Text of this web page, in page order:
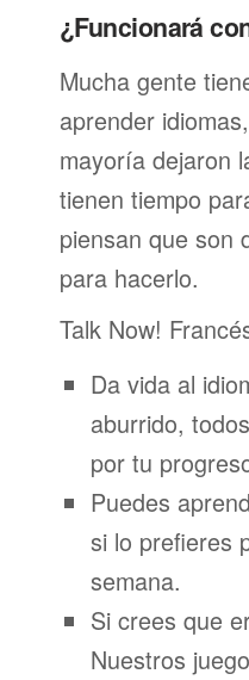
¿Funcionará
Mucha gente
aprender
mayoría dejaron
tienen tiempo
piensan que son
para hacerlo.
Talk Now!
Da vida al
aburrido,
por tu
Puedes
si lo prefieres
semana.
Si crees que
Nuestros